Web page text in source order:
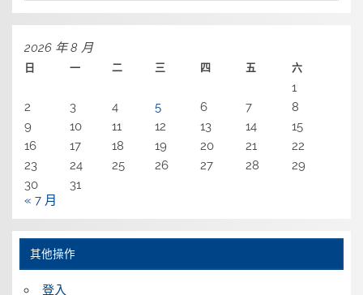
2026 年 8 月
日 一 二 三 四 五 六
1
2
3 4 5 6 7
8
9
10 11 12 13 14
15
16
17 18 19 20 21
22
23
24 25 26 27 28
29
30
31
« 7 月
其他操作
登入